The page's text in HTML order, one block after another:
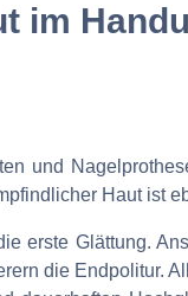
im
und
Haut ist
erste Glättung.
die Endpolitur.